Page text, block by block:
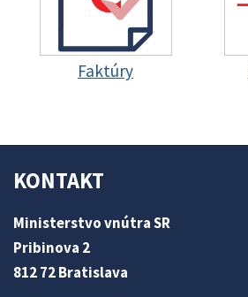
Faktúry
KONTAKT
Ministerstvo vnútra SR
Pribinova 2
812 72 Bratislava